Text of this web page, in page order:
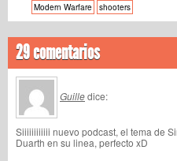
Modern Warfare
shooters
29 comentarios
Guilledice:
Siiiiiiiiiiii nuevo podcast, el tema de
Duarth en su linea, perfecto xD